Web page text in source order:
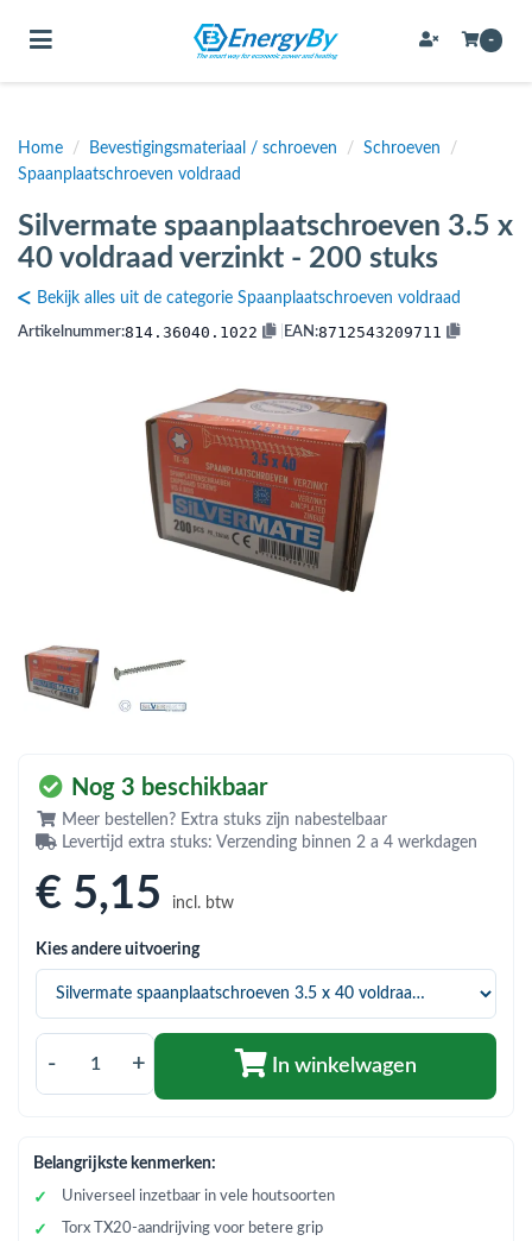
(Bevestigingsmateriaal / schroeven)
(Buizen & leidingen)
(Expansievaten)
(Flexibele slangen)
(Gereedschap)
(Hemelwaterafvoer & riolering)
(Circulatiepompen, pompgroepen & verdelers)
(Rookkanalen)
(Verwarming, kachels & ketels)
(Zonneboilersets & onderdelen)
Toggle navigation -
Home / Bevestigingsmateriaal / schroeven / Schroeven
/
Spaanplaatschroeven voldraad
Silvermate spaanplaatschroeven 3.5 x
40 voldraad verzinkt - 200 stuks
Bekijk alles uit de categorie Spaanplaatschroeven voldraad
Artikelnummer:814.36040.1022 EAN:8712543209711
Nog 3 beschikbaar
Meer bestellen? Extra stuks zijn nabestelbaar
Levertijd extra stuks: Verzending binnen 2 a 4 werkdagen
€ 5,15 incl. btw
Kies andere uitvoering
- + In winkelwagen
Belangrijkste kenmerken:
Universeel inzetbaar in vele houtsoorten
Torx TX20-aandrijving voor betere grip